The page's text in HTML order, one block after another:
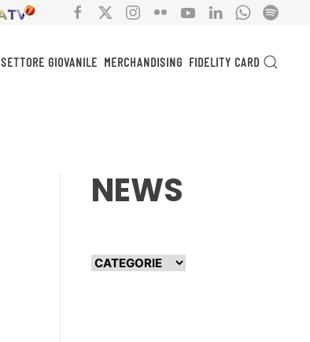
SETTORE GIOVANILE MERCHANDISING FIDELITY CARD
NEWS